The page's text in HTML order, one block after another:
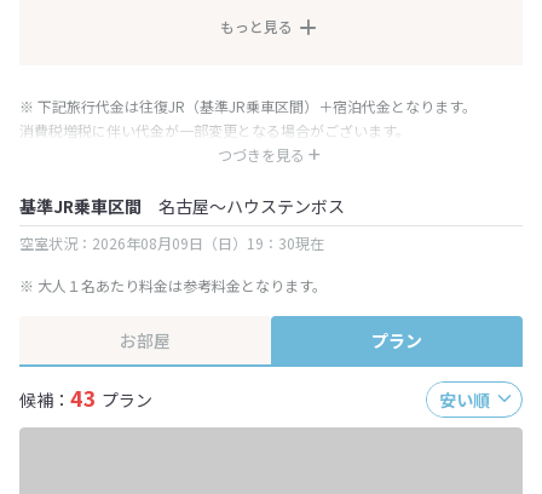
もっと見る
つづきを見る
※ 下記旅行代金は往復JR（基準JR乗車区間）＋宿泊代金となります。
消費税増税に伴い代金が一部変更となる場合がございます。
※ 表示されている旅行代金・プラン内容は一定時間ごとに更新されます。最
基準JR乗車区間 名古屋～ハウステンボス
空室状況：2026年08月09日（日）19：30現在
※ 大人１名あたり料金は参考料金となります。
お部屋 プラン
候補： 43 プラン 安い順